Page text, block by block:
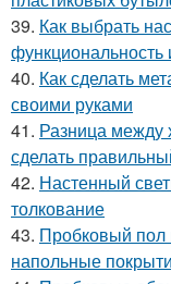
39. Как выбрать
функциональность
40. Как сделать
своими руками
41. Разница между
сделать
42. Настенный
толкование
43. Пробковый пол
напольные